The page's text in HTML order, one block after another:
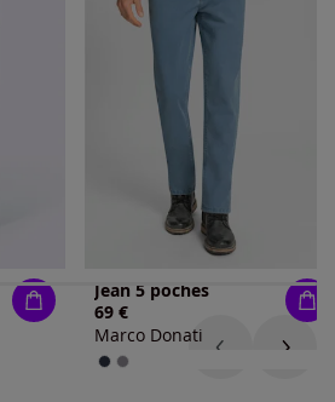
Jean 5 poches
69 €
Marco Donati